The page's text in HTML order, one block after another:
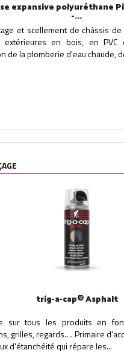
expansive polyuréthane
-...
et scellement de châssis
extérieures en bois, en
de la plomberie d'eau chaude,
trig-a-cap® Asphalt
sur tous les produits en
grilles, regards…. Primaire
d'étanchéité qui répare les...